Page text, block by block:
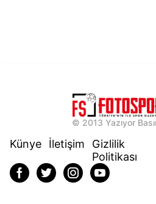
© 2013 Yazıyor
Künye İletişim
Gizlilik
Politikası